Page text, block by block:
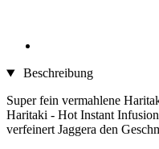
Beschreibung
Super fein vermahlene
Haritaki - Hot Instant
verfeinert Jaggera den